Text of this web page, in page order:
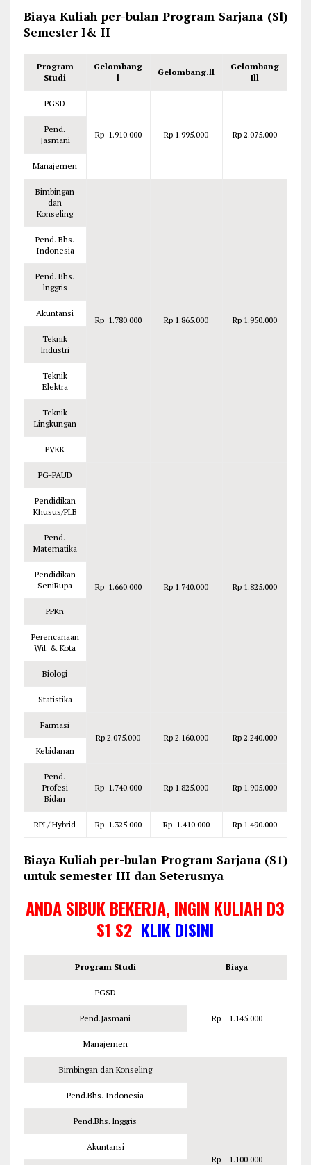
Biaya Kuliah per-bulan Program Sarjana (Sl)
Semester I& II
Program
Studi
Gelombang
l
Gelombang.ll
Gelombang
Ill
PGSD
Rp 1.910.000 Rp 1.995.000 Rp 2.075.000
Pend.
Jasmani
Manajemen
Bimbingan
dan
Konseling
Rp 1.780.000 Rp 1.865.000 Rp 1.950.000
Pend. Bhs.
Indonesia
Pend. Bhs.
lnggris
Akuntansi
Teknik
lndustri
Teknik
Elektra
Teknik
Lingkungan
PVKK
PG-PAUD
Rp 1.660.000 Rp 1.740.000 Rp 1.825.000
Pendidikan
Khusus/PLB
Pend.
Matematika
Pendidikan
SeniRupa
PPKn
Perencanaan
Wil. & Kota
Biologi
Statistika
Farmasi
Rp 2.075.000
Rp 2.160.000
Rp 2.240.000
Kebidanan
Pend.
Profesi
Bidan
Rp 1.740.000 Rp 1.825.000 Rp 1.905.000
RPL/ Hybrid Rp 1.325.000 Rp 1.410.000 Rp 1.490.000
Biaya Kuliah per-bulan Program Sarjana (S1)
untuk semester III dan Seterusnya
ANDA SIBUK BEKERJA, INGIN KULIAH D3
S1 S2 KLIK DISINI
Program Studi Biaya
PGSD
Rp 1.145.000
Pend.Jasmani
Manajemen
Bimbingan dan Konseling
Rp 1.100.000
Pend.Bhs. Indonesia
Pend.Bhs. lnggris
Akuntansi